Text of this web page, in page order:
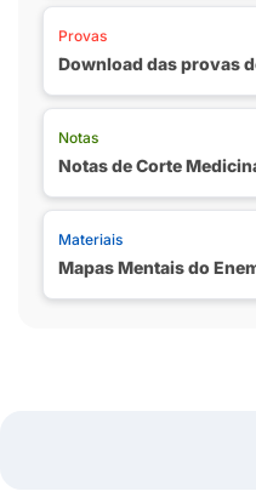
Provas
Download das provas
Notas
Notas de Corte
Materiais
Mapas Mentais do